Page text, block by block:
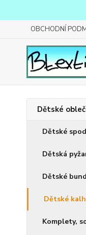
OBCHODNÍ
Dětské
Dětské
Dětská
Dětské
Dětské
Komplety,